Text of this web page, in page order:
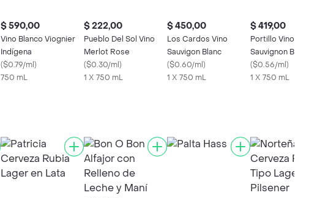
$ 590,00
Vino Blanco Viognier
Indígena
($0.79/ml)
750 mL
$ 222,00
Pueblo Del Sol Vino
Merlot Rose
($0.30/ml)
1 X 750 mL
$ 450,00
Los Cardos Vino
Sauvigon Blanc
($0.60/ml)
1 X 750 mL
$ 419,00
Portillo Vino
Sauvignon Blanc
($0.56/ml)
1 X 750 mL